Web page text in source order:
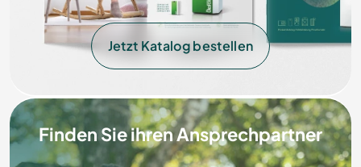
Jetzt Katalog bestellen
Finden Sie ihren Ansprechpartner